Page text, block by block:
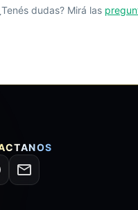
dudas? Mirá las